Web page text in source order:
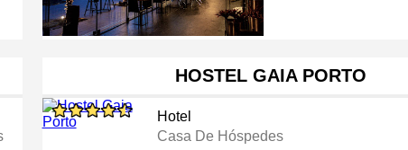
HOSTEL GAIA PORTO
Hotel
Casa De Hóspedes